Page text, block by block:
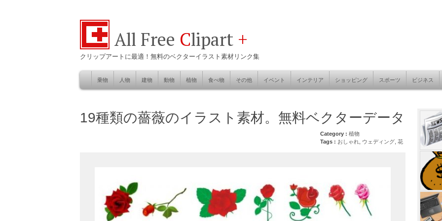
All Free Clipart +
クリップアートに最適！無料のベクターイラスト素材リンク集
Skip
content
乗物 人物 建物 動物 植物 食べ物 その他 イベント インテリア ショッピング スポーツ ビジネス
19種類の薔薇のイラスト素材。無料ベクターデータ
Category : 植物
Tags : おしゃれ ウェディング 花